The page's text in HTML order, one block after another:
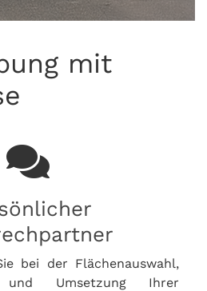
mit
bei der Flächenauswahl,
und Umsetzung Ihrer